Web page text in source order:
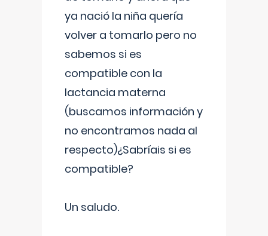
ya nació la niña quería
volver a tomarlo pero no
sabemos si es
compatible con la
lactancia materna
(buscamos información y
no encontramos nada al
respecto)¿Sabríais si es
compatible?
Un saludo.